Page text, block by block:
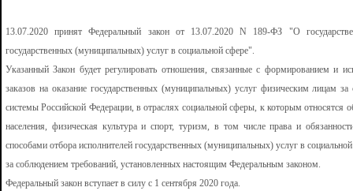
13.07.2020 принят Федеральный закон от 13.07.2020 N 189-ФЗ "О
государственных (муниципальных) услуг в социальной сфере".
Указанный Закон будет регулировать отношения, связанные с формированием и
заказов на оказание государственных (муниципальных) услуг физическим лицам
системы Российской Федерации, в отраслях социальной сферы, к которым относятся
населения, физическая культура и спорт, туризм, в том числе права и
способами отбора исполнителей государственных (муниципальных) услуг в
за соблюдением требований, установленных настоящим Федеральным законом.
Федеральный закон вступает в силу с 1 сентября 2020 года.